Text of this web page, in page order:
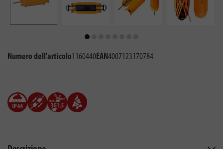
Numero dell'articolo1160440EAN4007123170784